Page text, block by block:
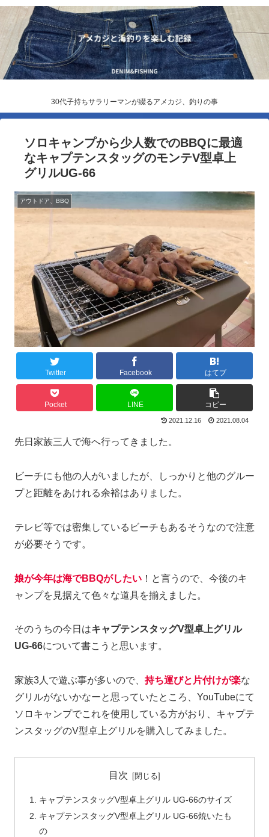
30代子持ちサラリーマンが綴るアメカジ、釣りの事
ソロキャンプから少人数でのBBQに最適
なキャプテンスタッグのモンテV型卓上
グリルUG-66
アウトドア、BBQ
Twitter Facebook はてブ
Pocket LINE コピー
2021.12.16 2021.08.04
先日家族三人で海へ行ってきました。
ビーチにも他の人がいましたが、しっかりと他のグルー
プと距離をあけれる余裕はありました。
テレビ等では密集しているビーチもあるそうなので注意
が必要そうです。
娘が今年は海でBBQがしたい ！と言うので、今後のキ
ャンプを見据えて色々な道具を揃えました。
そのうちの今日はキャプテンスタッグV型卓上グリル
UG-66について書こうと思います。
家族3人で遊ぶ事が多いので、 持ち運びと片付けが楽な
グリルがないかなーと思っていたところ、YouTubeにて
ソロキャンプでこれを使用している方がおり、キャプテ
ンスタッグのV型卓上グリルを購入してみました。
目次
キャプテンスタッグV型卓上グリル UG-66のサイズ
キャプテンスタッグV型卓上グリル UG-66焼いたも
の